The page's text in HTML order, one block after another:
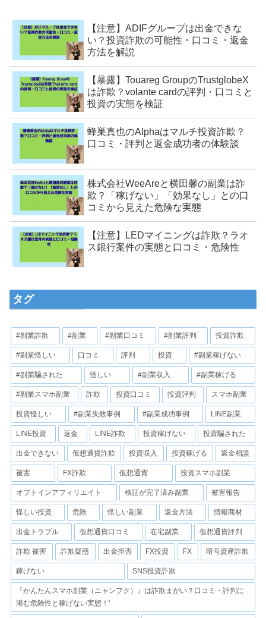
【注意】ADIFグループは出金できな
い？投資詐欺の可能性・口コミ・返金
方法を解説
【暴露】Touareg GroupのTrustglobeX
は詐欺？volante cardの評判・口コミと
投資の実態を検証
蜂巣真也のAlphaはマルチ投資詐欺？
口コミ・評判と返金成功者の体験談
株式会社WeeAreと横田馨の副業は詐
欺？「稼げない」「効果なし」との口
コミから見えた危険な実態
【注意】LEDマイニングは詐欺？ラオ
ス銀行案件の実態と口コミ・危険性
タグ
#副業詐欺 #副業 #副業口コミ #副業評判 投資詐欺
#副業怪しい 口コミ 評判 投資 #副業稼げない
#副業騙された 怪しい #副業収入 #副業稼げる
#副業スマホ副業 詐欺 投資口コミ 投資評判 スマホ副業
投資怪しい #副業失敗事例 #副業成功事例 LINE副業
LINE投資 返金 LINE詐欺 投資稼げない 投資騙された
出金できない 仮想通貨詐欺 投資収入 投資稼げる 返金相談
被害 FX詐欺 仮想通貨 投資スマホ副業
オプトインアフィリエイト 検証が完了済み副業 被害報告
怪しい投資 危険 怪しい副業 返金方法 情報商材
出金トラブル 仮想通貨口コミ 在宅副業 仮想通貨評判
詐欺 被害 詐欺疑惑 出金拒否 FX投資 FX 暗号資産詐欺
稼げない SNS投資詐欺
『かんたんスマホ副業（ニャンフク）』は詐欺まがい？口コミ・評判に
潜む危険性と稼げない実態！'